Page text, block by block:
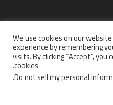
We use cookies on our
experience by remembering
visits. By clicking “Accept”,
cookies.
Do not sell my personal
.